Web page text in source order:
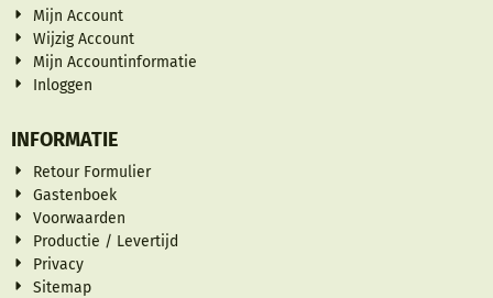
Mijn Account
Wijzig Account
Mijn Accountinformatie
Inloggen
INFORMATIE
Retour Formulier
Gastenboek
Voorwaarden
Productie / Levertijd
Privacy
Sitemap